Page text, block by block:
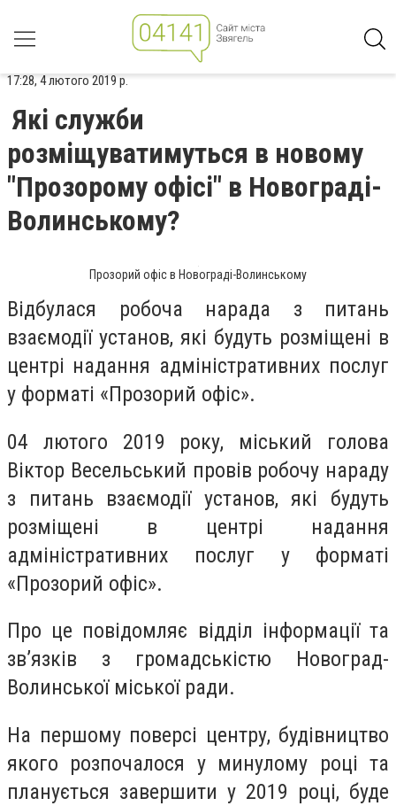
17:28, 4 лютого 2019 р.
Які служби
розміщуватимуться в новому
"Прозорому офісі" в Новограді-
Волинському?
Прозорий офіс в Новограді-Волинському
Відбулася робоча нарада з питань
взаємодії установ, які будуть розміщені в
центрі надання адміністративних послуг
у форматі «Прозорий офіс».
04 лютого 2019 року, міський голова
Віктор Весельський провів робочу нараду
з питань взаємодії установ, які будуть
розміщені в центрі надання
адміністративних послуг у форматі
«Прозорий офіс».
Про це повідомляє відділ інформації та
зв’язків з громадськістю Новоград-
Волинської міської ради.
На першому поверсі центру, будівництво
якого розпочалося у минулому році та
планується завершити у 2019 році, буде